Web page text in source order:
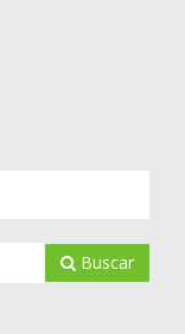
Buscar